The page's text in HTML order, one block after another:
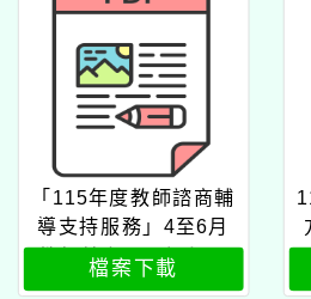
「115年度教師諮商輔
導支持服務」4至6月
教師線上研習課程、
實體工作坊公文
檔案下載